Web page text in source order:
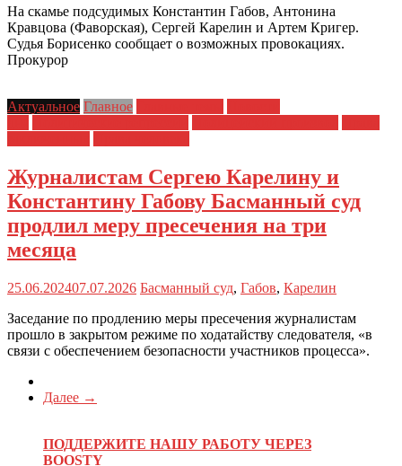
На скамье подсудимых Константин Габов, Антонина
Кравцова (Фаворская), Сергей Карелин и Артем Кригер.
Судья Борисенко сообщает о возможных провокациях.
Прокурор
Актуальное Главное
Журналистам Сергею Карелину и
Константину Габову Басманный суд
продлил меру пресечения на три
месяца
25.06.202407.07.2026 Басманный суд, Габов, Карелин
Заседание по продлению меры пресечения журналистам
прошло в закрытом режиме по ходатайству следователя, «в
связи с обеспечением безопасности участников процесса».
Далее →
ПОДДЕРЖИТЕ НАШУ РАБОТУ ЧЕРЕЗ
BOOSTY